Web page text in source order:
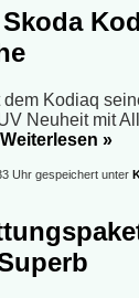
dem Kodiaq
Neuheit mit
Weiterlesen »
Uhr gespeichert unter